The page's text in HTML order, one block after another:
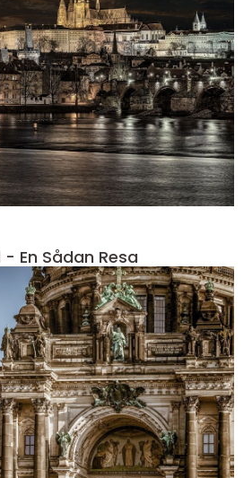
En Sådan Resa